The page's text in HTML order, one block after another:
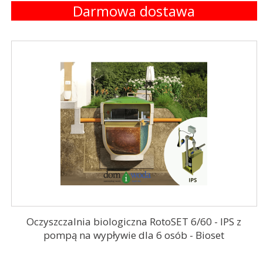
Darmowa dostawa
Oczyszczalnia biologiczna RotoSET 6/60 - IPS z
pompą na wypływie dla 6 osób - Bioset